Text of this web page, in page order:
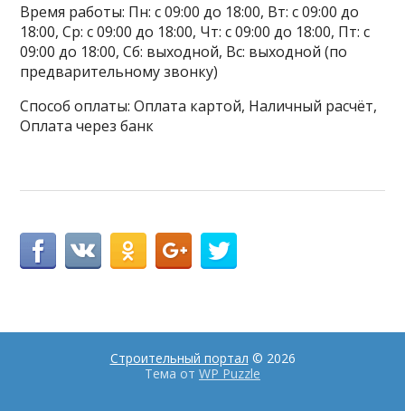
Время работы: Пн: с 09:00 до 18:00, Вт: с 09:00 до
18:00, Ср: с 09:00 до 18:00, Чт: с 09:00 до 18:00, Пт: с
09:00 до 18:00, Сб: выходной, Вс: выходной (по
предварительному звонку)
Способ оплаты: Оплата картой, Наличный расчёт,
Оплата через банк
Строительный портал © 2026
Тема от WP Puzzle